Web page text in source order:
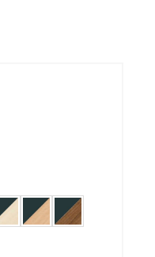
Onyx / AhornOnyx / Buche hell
Onyx /